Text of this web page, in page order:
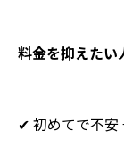
料金を抑えたい
✔ 初めてで不